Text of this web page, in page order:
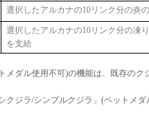
選択したアルカナの10リンク分の炎
選択したアルカナの10リンク分の凍
を支給
メダル使用不可)の機能は、既存のク
ジラ/シンプルクジラ」(ペットメダ